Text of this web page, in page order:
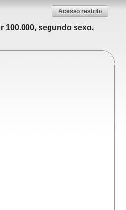
Acesso restrito
100.000, segundo sexo,